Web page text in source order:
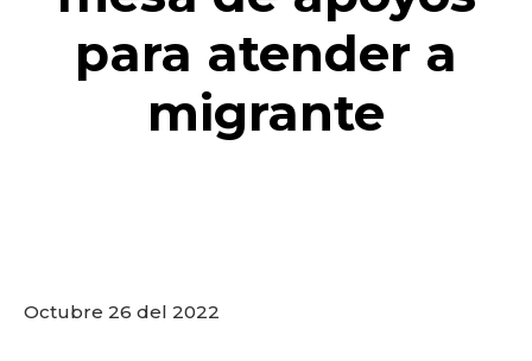
k
para atender a
migrante
Octubre 26 del 2022